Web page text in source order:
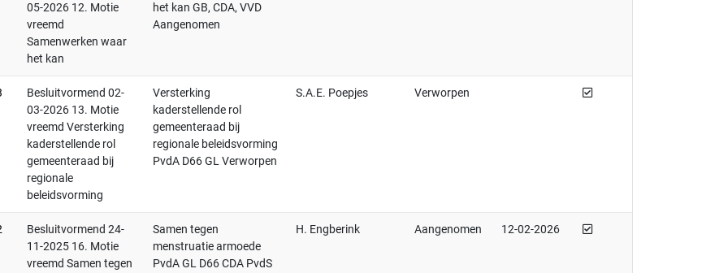
05-2026 12. Motie
vreemd
Samenwerken waar
het kan
het kan GB, CDA, VVD
Aangenomen
Besluitvormend 02-
03-2026 13. Motie
vreemd Versterking
kaderstellende rol
gemeenteraad bij
regionale
beleidsvorming
Versterking
kaderstellende rol
gemeenteraad bij
regionale beleidsvorming
PvdA D66 GL Verworpen
S.A.E. Poepjes Verworpen Afgedaan
Besluitvormend 24-
11-2025 16. Motie
vreemd Samen tegen
Samen tegen
menstruatie armoede
PvdA GL D66 CDA PvdS
H. Engberink Aangenomen 12-02-2026 Afgedaan